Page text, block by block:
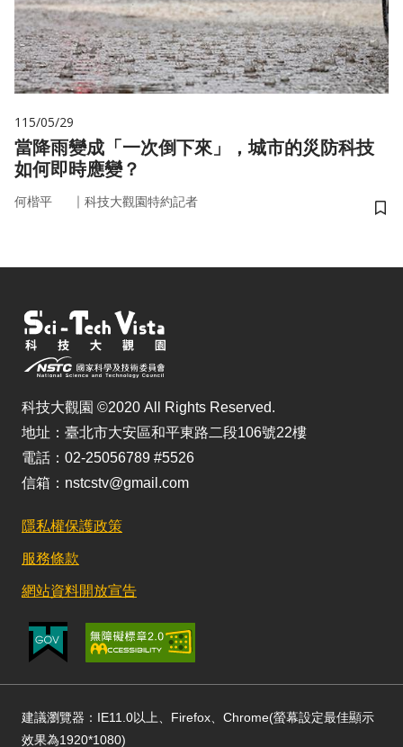
115/05/29
當降雨變成「一次倒下來」，城市的災防科技
如何即時應變？
何楷平 ｜ 科技大觀園特約記者
儲
科技大觀園 ©2020 All Rights Reserved.
地址：臺北市大安區和平東路二段106號22樓
電話：02-25056789 #5526
信箱：nstcstv@gmail.com
隱私權保護政策
服務條款
網站資料開放宣告
建議瀏覽器：IE11.0以上、Firefox、Chrome(螢幕設定最佳顯示
效果為1920*1080)